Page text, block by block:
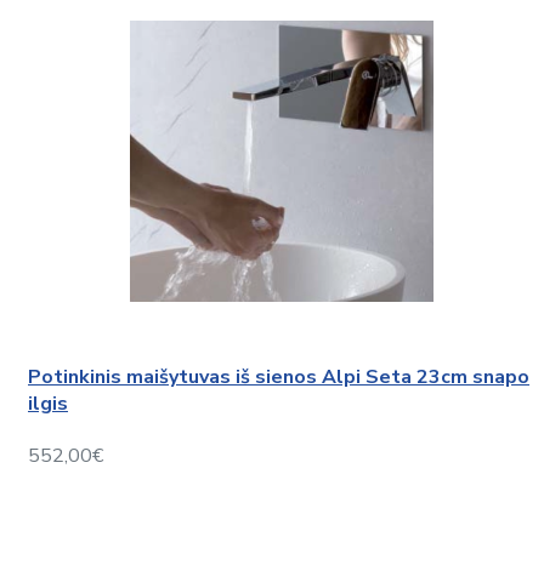
Potinkinis maišytuvas iš sienos Alpi Seta 23cm snapo
ilgis
552,00€